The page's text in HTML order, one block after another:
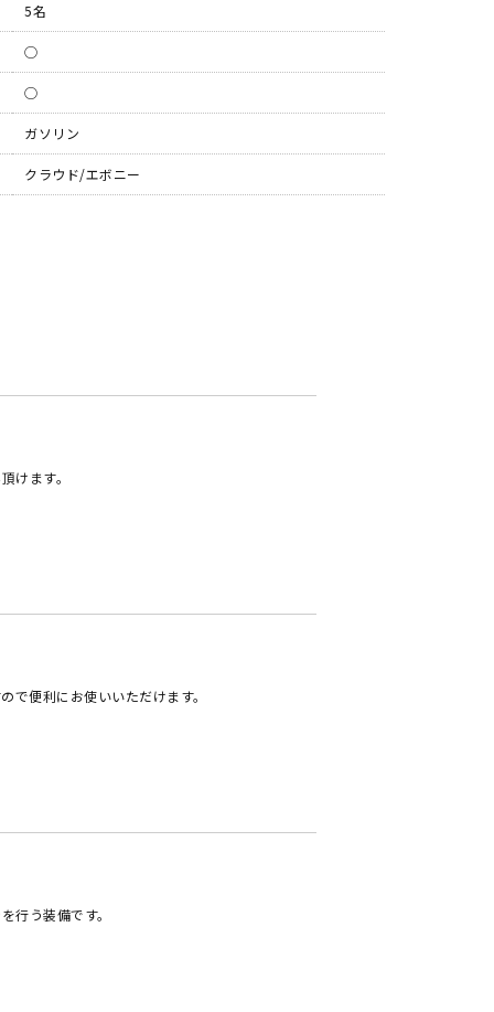
5名
◯
◯
ガソリン
クラウド/エボニー
けます。
で便利にお使いいただけます。
行う装備です。